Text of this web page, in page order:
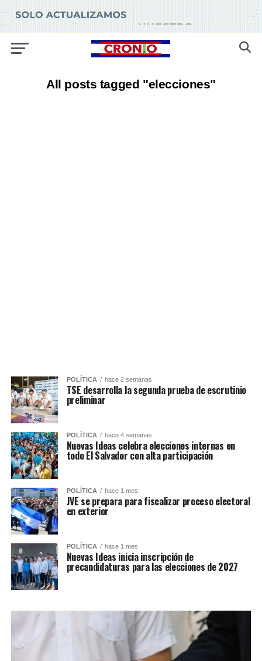
All posts tagged "elecciones"
POLÍTICA hace 2 semanas
TSE desarrolla la segunda prueba de escrutinio
preliminar
POLÍTICA hace 4 semanas
Nuevas Ideas celebra elecciones internas en
todo El Salvador con alta participación
POLÍTICA hace 1 mes
JVE se prepara para fiscalizar proceso electoral
en exterior
POLÍTICA hace 1 mes
Nuevas Ideas inicia inscripción de
precandidaturas para las elecciones de 2027